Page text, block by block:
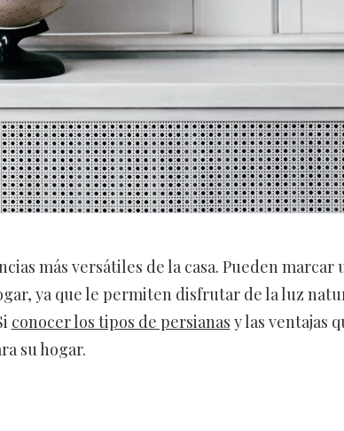
más versátiles de la casa. Pueden marcar
ya que le permiten disfrutar de la luz
conocer los tipos de persianas y las ventajas
su hogar.